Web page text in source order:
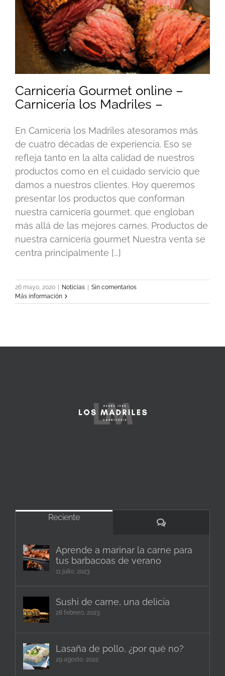
Carnicería Gourmet online –
Carnicería los Madriles –
En Carnicería los Madriles atesoramos más
de cuatro décadas de experiencia. Eso se
refleja tanto en la alta calidad de nuestros
productos como en el cuidado servicio que
damos a nuestros clientes. Hoy queremos
presentar los productos que conforman
nuestra carnicería gourmet, que engloban
más allá de las mejores carnes. Productos de
nuestra carnicería gourmet Nuestra venta se
centra principalmente [...]
26 mayo, 2020 Noticias
Sin comentarios
Más información
Reciente
Comentarios
Aprende a marinar la carne para
tus barbacoas de verano
11 julio, 2023
Sushi de carne, una delicia
28 febrero, 2023
Lasaña de pollo, ¿por qué no?
29 agosto, 2022